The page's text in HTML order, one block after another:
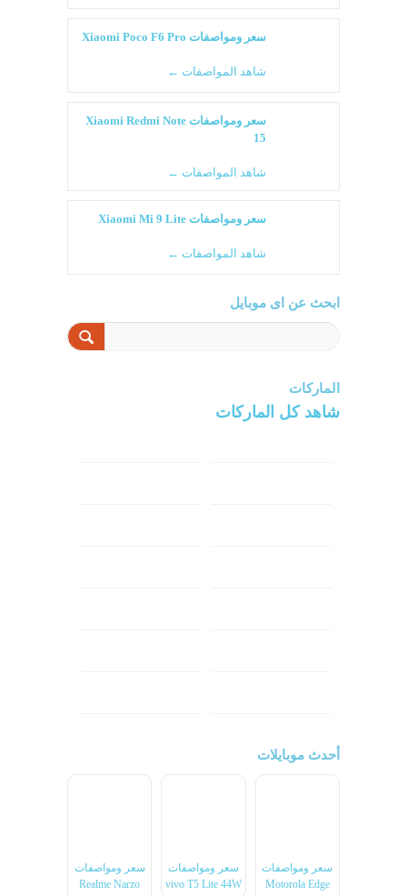
سعر ومواصفات Xiaomi Poco F6 Pro
شاهد المواصفات ←
سعر ومواصفات Xiaomi Redmi Note
15
شاهد المواصفات ←
سعر ومواصفات Xiaomi Mi 9 Lite
شاهد المواصفات ←
ابحث عن اى موبايل
الماركات
شاهد كل الماركات
أحدث موبايلات
سعر ومواصفات
Motorola Edge
سعر ومواصفات
vivo T5 Lite 44W
سعر ومواصفات
Realme Narzo